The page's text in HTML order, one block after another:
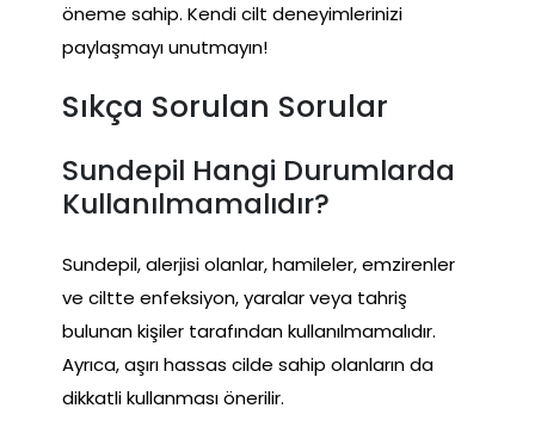
öneme sahip. Kendi cilt deneyimlerinizi
paylaşmayı unutmayın!
Sıkça Sorulan Sorular
Sundepil Hangi Durumlarda
Kullanılmamalıdır?
Sundepil, alerjisi olanlar, hamileler, emzirenler
ve ciltte enfeksiyon, yaralar veya tahriş
bulunan kişiler tarafından kullanılmamalıdır.
Ayrıca, aşırı hassas cilde sahip olanların da
dikkatli kullanması önerilir.